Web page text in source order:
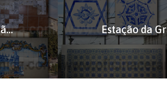
Replicas Estação São Mamede de Iinfesta